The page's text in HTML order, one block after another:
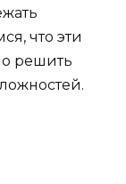
что эти
решить